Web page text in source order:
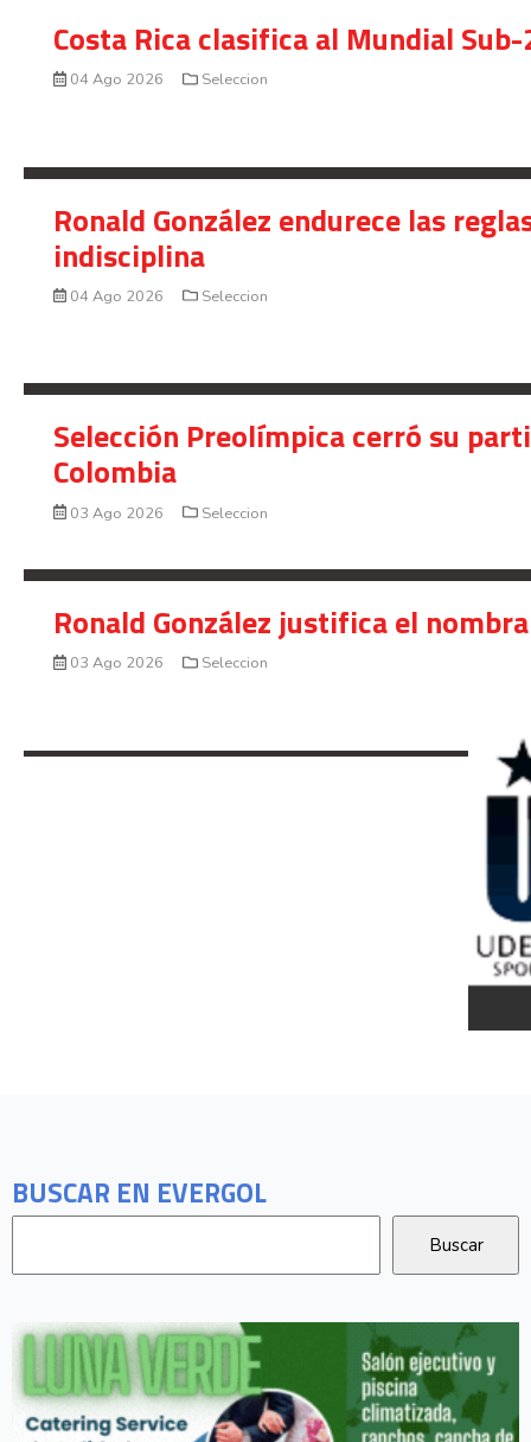
BUSCAR EN EVERGOL
Costa Rica clasifica al Mundial
04 Ago 2026 Seleccion
Ronald González endurece las
indisciplina
04 Ago 2026 Seleccion
Selección Preolímpica cerró su
Colombia
03 Ago 2026 Seleccion
Ronald González justifica el
03 Ago 2026 Seleccion